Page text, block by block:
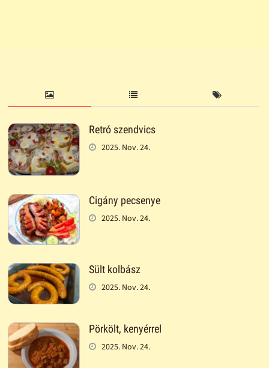
Retró szendvics
2025. Nov. 24.
Cigány pecsenye
2025. Nov. 24.
Sült kolbász
2025. Nov. 24.
Pörkölt, kenyérrel
2025. Nov. 24.